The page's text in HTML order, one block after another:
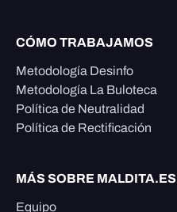
CÓMO TRABAJAMOS
Metodología Desinfo
Metodología La Buloteca
Política de Neutralidad
Política de Rectificación
MÁS SOBRE MALDITA.ES
Equipo